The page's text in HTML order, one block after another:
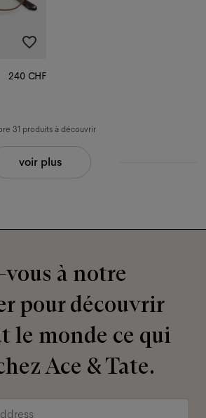
240 CHF
31 produits à découvrir
voir plus
à notre
pour découvrir
le monde ce qui
Ace & Tate.